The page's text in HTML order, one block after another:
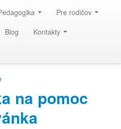
Pre rodičov
Blog
Kontakty
na pomoc